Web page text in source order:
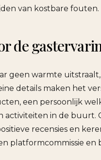
van kostbare fouten.
de
geen warmte
details maken het
een persoonlijk
activiteiten in de buurt.
recensies en
platformcommissie en